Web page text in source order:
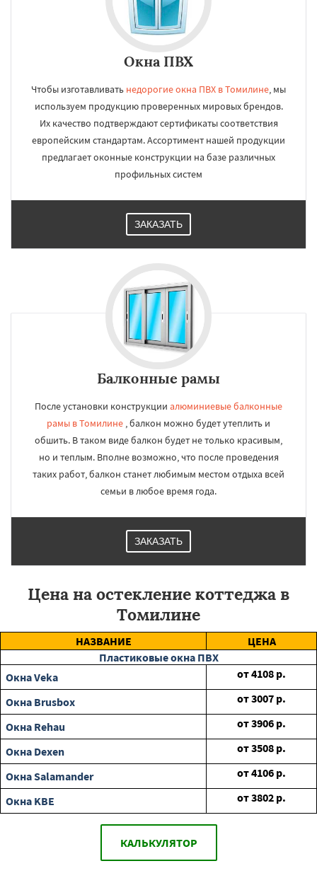
Окна ПВХ
Чтобы изготавливать недорогие окна ПВХ в Томилине, мы
используем продукцию проверенных мировых брендов.
Их качество подтверждают сертификаты соответствия
европейским стандартам. Ассортимент нашей продукции
предлагает оконные конструкции на базе различных
профильных систем
ЗАКАЗАТЬ
Балконные рамы
После установки конструкции алюминиевые балконные
рамы в Томилине , балкон можно будет утеплить и
обшить. В таком виде балкон будет не только красивым,
но и теплым. Вполне возможно, что после проведения
таких работ, балкон станет любимым местом отдыха всей
семьи в любое время года.
ЗАКАЗАТЬ
Цена на остекление коттеджа в
Томилине
НАЗВАНИЕ
ЦЕНА
Пластиковые окна ПВХ
Окна Veka
от4108 р.
Окна Brusbox
от3007 р.
Окна Rehau
от3906 р.
Окна Dexen
от3508 р.
Окна Salamander
от4106 р.
Окна KBE
от3802 р.
КАЛЬКУЛЯТОР